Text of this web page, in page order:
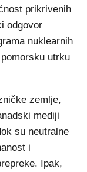
prikrivenih
odgovor
nuklearnih
utrku
zemlje,
mediji
su neutralne
i
Ipak,